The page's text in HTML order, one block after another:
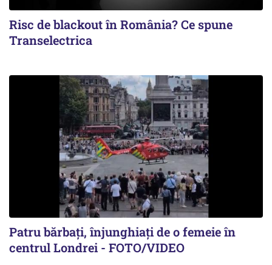
Risc de blackout în România? Ce spune
Transelectrica
Patru bărbați, înjunghiați de o femeie în
centrul Londrei - FOTO/VIDEO